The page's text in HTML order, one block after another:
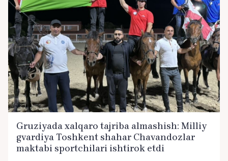
Gruziyada xalqaro tajriba almashish: Milliy
gvardiya Toshkent shahar Chavandozlar
maktabi sportchilari ishtirok etdi